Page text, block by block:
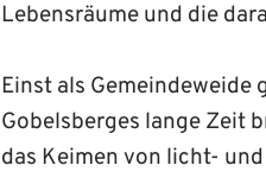
Lebensräume und die
Einst als Gemeindeweide
Gobelsberges lange Zeit
das Keimen von licht-